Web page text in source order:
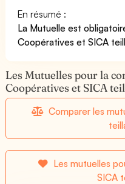
En résumé :
La Mutuelle est
Coopératives et SICA
Les Mutuelles pour la
Coopératives et SICA
Comparer les
Les mutuelles
SICA